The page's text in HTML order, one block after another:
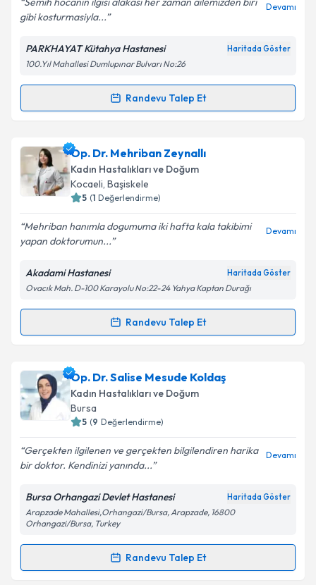
Kişisel verilerimin işlenmesine ilişkin
kapsamda işlenmesini kabul ediyorum.
Takvim Talebini Gönder
gibi kosturmasiyla...
Devamı
PARKHAYAT Kütahya Hastanesi Haritada Göster
100.Yıl Mahallesi Dumlupınar Bulvarı No:26
Randevu Talep Et
Randevu Takvimi Talebi
Op. Dr. Semih Afacaniçin randevu takvimi talebi
oluşturun. Size bu uzmandan randevu almanız için bir
takvim hazırlandığında e-posta ile bilgilendireceğiz.
Kişisel verilerimin işlenmesine ilişkin
Aydınlatma
Metni'ni okudum ve kişisel verilerimin belirtilen
kapsamda işlenmesini kabul ediyorum.
Op. Dr. Mehriban Zeynallı
Kadın Hastalıkları ve Doğum
Kocaeli, Başiskele
5 (1 Değerlendirme)
Mehriban hanımla dogumuma iki hafta kala takibimi
yapan doktorumun...
Devamı
Akadami Hastanesi Haritada Göster
Ovacık Mah. D-100 Karayolu No:22-24 Yahya Kaptan Durağı
Randevu Talep Et
Randevu Takvimi Talebi
Op. Dr. Mehriban Zeynallıiçin randevu takvimi
talebi oluşturun. Size bu uzmandan randevu almanız
için bir takvim hazırlandığında e-posta ile
bilgilendireceğiz.
E-posta Adresiniz
Kişisel verilerimin işlenmesine ilişkinAydınlatma
Metni 'ni okudum ve kişisel verilerimin belirtilen
kapsamda işlenmesini kabul ediyorum.
Op. Dr. Salise Mesude Koldaş
Kadın Hastalıkları ve Doğum
Bursa
5 (9 Değerlendirme)
Gerçekten ilgilenen ve gerçekten bilgilendiren harika
bir doktor. Kendinizi yanında...
Devamı
Bursa Orhangazi Devlet Hastanesi Haritada Göster
Arapzade Mahallesi,Orhangazi/Bursa, Arapzade, 16800
Orhangazi/Bursa, Turkey
Randevu Talep Et
Randevu Takvimi Talebi